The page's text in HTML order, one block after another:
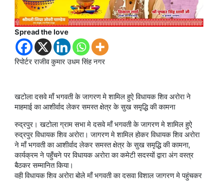
Spread the love
रिपोर्टर राजीव कुमार उधम सिंह नगर
खटोला दसवे माँ भगवती के जागरण मे शामिल हुऐ विधायक शिव अरोरा ने
माहमाई का आशीर्वाद लेकर समस्त क्षेत्र के सुख समृद्धि की कामना
रुद्रपुर। खटोला ग्राम सभा मे दसवे माँ भगवती के जागरण मे शामिल हुऐ
रुद्रपुर विधायक शिव अरोरा। जागरण मे शामिल होकर विधायक शिव अरोरा
ने माँ भगवती का आशीर्वाद लेकर समस्त क्षेत्र के सुख समृद्धि की कामना,
कार्यक्रम ने पहुँचने पर विधायक अरोरा का कमेटी सदस्यों द्वारा अंग वस्त्र
बैठकर सम्मानित किया।
वही विधायक शिव अरोरा बोले माँ भगवती का दसवा विशाल जागरण मे पहुंचकर